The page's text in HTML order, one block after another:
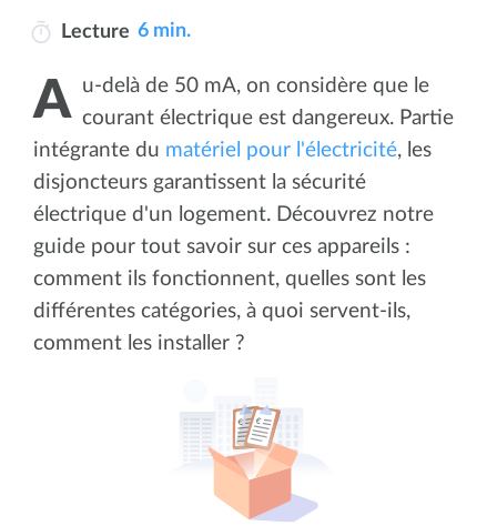
Lecture 6 min.
Au-delà de 50 mA, on considère que le courant électrique est dangereux. Partie
intégrante du matériel pour l'électricité, les
disjoncteurs garantissent la sécurité
électrique d'un logement. Découvrez notre
guide pour tout savoir sur ces appareils :
comment ils fonctionnent, quelles sont les
différentes catégories, à quoi servent-ils,
comment les installer ?